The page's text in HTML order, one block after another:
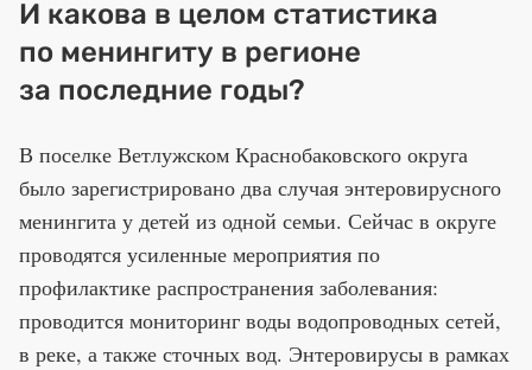
И какова в целом статистика
по менингиту в регионе
за последние годы?
В поселке Ветлужском Краснобаковского округа
было зарегистрировано два случая энтеровирусного
менингита у детей из одной семьи. Сейчас в округе
проводятся усиленные мероприятия по
профилактике распространения заболевания:
проводится мониторинг воды водопроводных сетей,
в реке, а также сточных вод. Энтеровирусы в рамках